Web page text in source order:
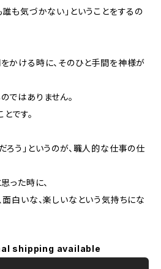
誰も気づかない」ということをするの
かける時に、そのひと手間を神様が
ではありません。
です。
ろう」というのが、職人的な仕事の仕
った時に、
面白いな、楽しいなという気持ちにな
shipping available